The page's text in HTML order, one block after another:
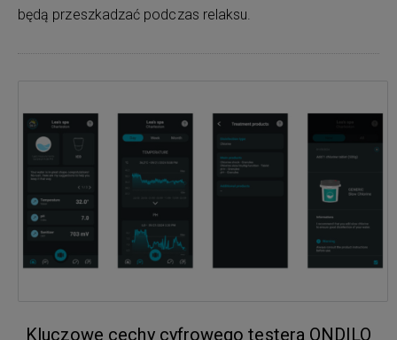
będą przeszkadzać podczas relaksu.
Kluczowe cechy cyfrowego testera ONDILO